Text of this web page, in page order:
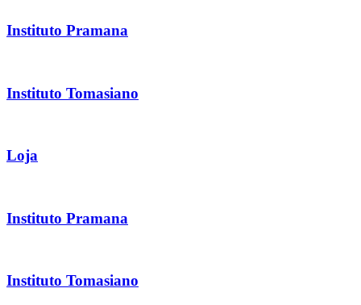
Instituto Pramana
Instituto Tomasiano
Loja
Instituto Pramana
Instituto Tomasiano